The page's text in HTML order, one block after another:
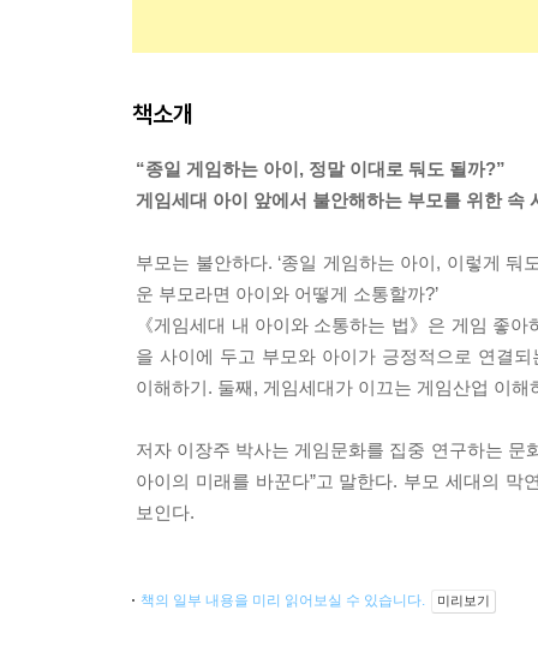
책소개
“종일 게임하는 아이, 정말 이대로 둬도 될까?”
게임세대 아이 앞에서 불안해하는 부모를 위한 속
부모는 불안하다. ‘종일 게임하는 아이, 이렇게 둬
운 부모라면 아이와 어떻게 소통할까?’
《게임세대 내 아이와 소통하는 법》은 게임 좋
을 사이에 두고 부모와 아이가 긍정적으로 연결
이해하기. 둘째, 게임세대가 이끄는 게임산업 이
저자 이장주 박사는 게임문화를 집중 연구하는 문
아이의 미래를 바꾼다”고 말한다. 부모 세대의
보인다.
책의 일부 내용을 미리 읽어보실 수 있습니다. 미리보기